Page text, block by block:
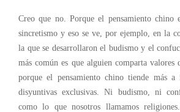
Creo que no. Porque el pensamiento chino
sincretismo y eso se ve, por ejemplo, en la
la que se desarrollaron el budismo y el
más común es que alguien comparta valores
porque el pensamiento chino tiende más
disyuntivas exclusivas. Ni budismo, ni
como lo que nosotros llamamos